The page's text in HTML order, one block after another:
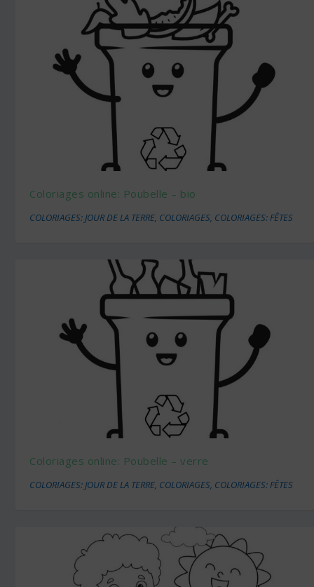
Coloriages online: Poubelle – bio
COLORIAGES: JOUR DE LA TERRE, COLORIAGES, COLORIAGES: FÊTES
Coloriages online: Poubelle – verre
COLORIAGES: JOUR DE LA TERRE, COLORIAGES, COLORIAGES: FÊTES